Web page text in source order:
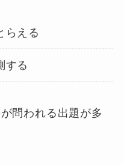
らえる
する
問われる出題が多